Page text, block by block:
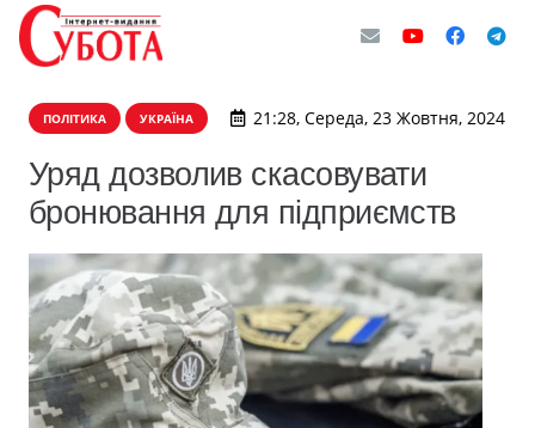
ПОЛІТИКА УКРАЇНА 21:28, Середа, 23 Жовтня, 2024
Уряд дозволив скасовувати
бронювання для підприємств